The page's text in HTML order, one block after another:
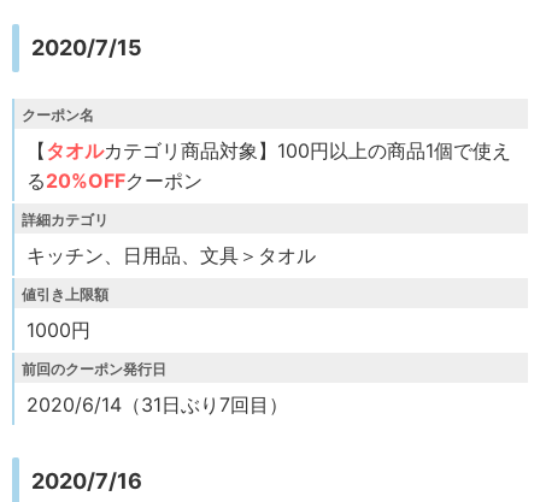
2020/7/15
クーポン名
【 タオルカテゴリ商品対象】100円以上の商品1個で使え
る20%OFFクーポン
詳細カテゴリ
キッチン、日用品、文具＞タオル
値引き上限額
1000円
前回のクーポン発行日
2020/6/14（31日ぶり7回目）
2020/7/16